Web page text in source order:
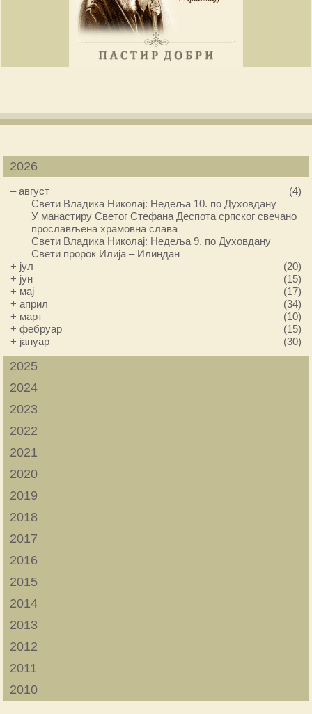
2026
–август
(4)
Свети Владика Николај: Недеља 10. по Духовдану
У манастиру Светог Стефана Деспота српског свечано
прослављена храмовна слава
Свети Владика Николај: Недеља 9. по Духовдану
Свети пророк Илија – Илиндан
+ јул
(20)
+ јун
(15)
+ мај
(17)
+април
(34)
+ март
(10)
+фебруар
(15)
+ јануар (30)
2025
2024
2023
2022
2021
2020
2019
2018
2017
2016
2015
2014
2013
2012
2011
2010